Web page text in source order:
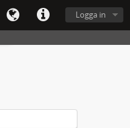
Logga in